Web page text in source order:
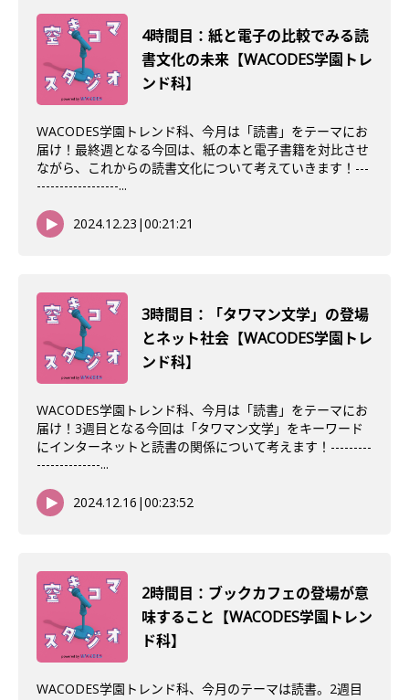
4時間目：紙と電子の比較でみる読
書文化の未来【WACODES学園トレ
ンド科】
WACODES学園トレンド科、今月は「読書」をテーマにお
届け！最終週となる今回は、紙の本と電子書籍を対比させ
ながら、これからの読書文化について考えていきます！---
------------------...
2024.12.23 |00:21:21
3時間目：「タワマン文学」の登場
とネット社会【WACODES学園トレ
ンド科】
WACODES学園トレンド科、今月は「読書」をテーマにお
届け！3週目となる今回は「タワマン文学」をキーワード
にインターネットと読書の関係について考えます！---------
--------------...
2024.12.16 |00:23:52
2時間目：ブックカフェの登場が意
味すること【WACODES学園トレン
ド科】
WACODES学園トレンド科、今月のテーマは読書。2週目